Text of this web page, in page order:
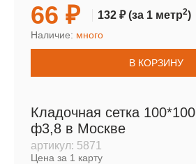
66 ₽ 132 ₽(за 1 метр2)
Наличие: много
В КОРЗИНУ
Кладочная сетка
ф3,8 в Москве
артикул: 5871
Цена за 1 карту